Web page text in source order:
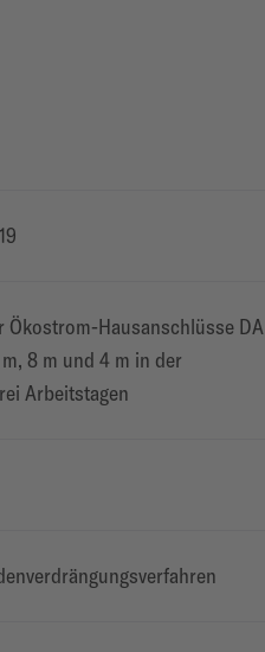
Ökostrom-Hausanschlüsse DA
8 m und 4 m in der
Arbeitstagen